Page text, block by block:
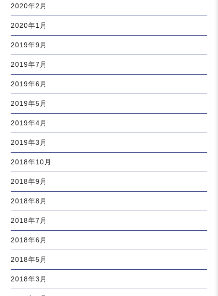
2020年2月
2020年1月
2019年9月
2019年7月
2019年6月
2019年5月
2019年4月
2019年3月
2018年10月
2018年9月
2018年8月
2018年7月
2018年6月
2018年5月
2018年3月